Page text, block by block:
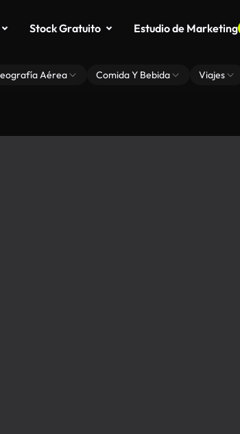
Stock Gratuito Estudio de Marketing
Aérea Comida Y Bebida Viajes